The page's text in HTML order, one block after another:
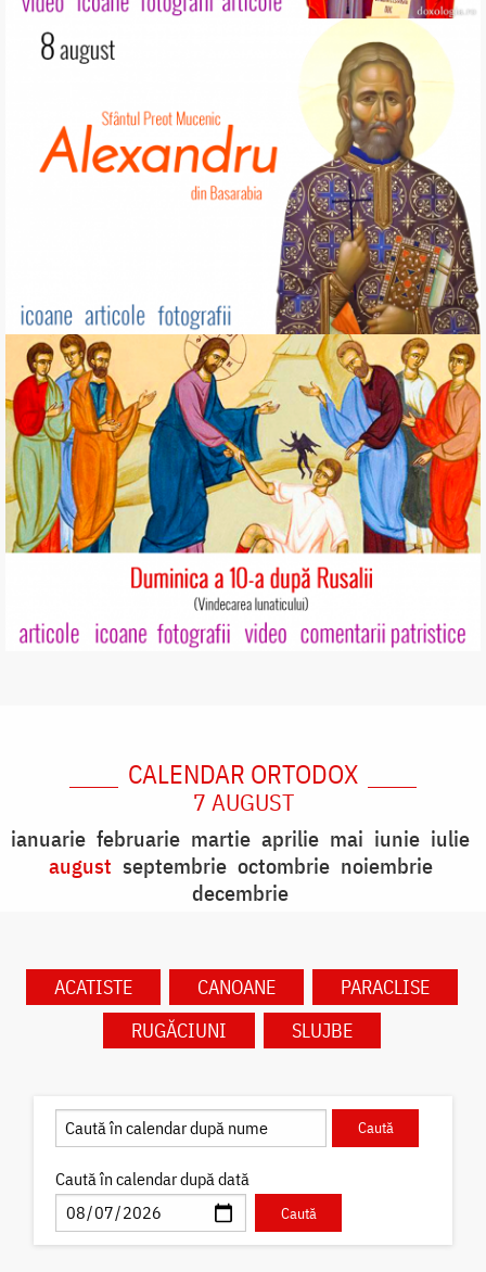
CALENDAR ORTODOX
7 AUGUST
ianuarie februarie martie aprilie mai iunie iulie
august septembrie octombrie noiembrie
decembrie
ACATISTE CANOANE
PARACLISE
RUGĂCIUNI
SLUJBE
Caută în calendar după dată